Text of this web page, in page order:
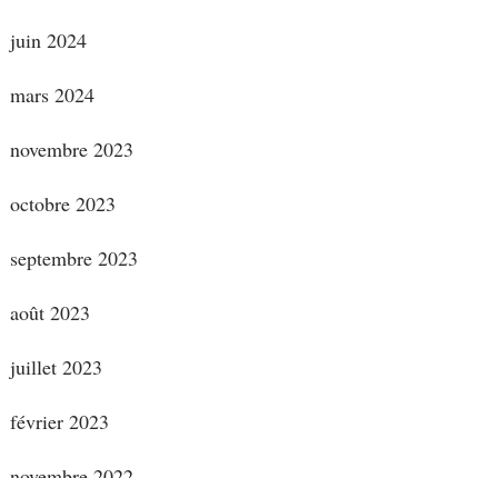
juin 2024
mars 2024
novembre 2023
octobre 2023
septembre 2023
août 2023
juillet 2023
février 2023